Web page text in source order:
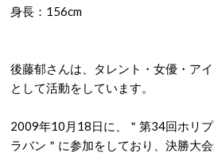
身長：156cm
後藤郁さんは、タレント・女優・ア
として活動をしています。
2009年10月18日に、＂第34回ホリ
ラバン＂に参加をしており、決勝大